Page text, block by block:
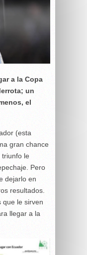
a la Copa
un
el
(esta
gran chance
triunfo le
Pero
dejarlo en
resultados.
que le sirven
llegar a la